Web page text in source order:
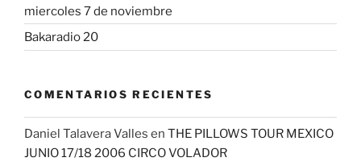
miercoles 7 de noviembre
Bakaradio 20
COMENTARIOS RECIENTES
Daniel Talavera Valles en THE PILLOWS TOUR MEXICO
JUNIO 17/18 2006 CIRCO VOLADOR